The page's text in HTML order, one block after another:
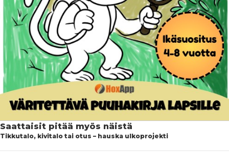
Saattaisit pitää myös näistä
Tikkutalo, kivitalo tai otus – hauska ulkoprojekti